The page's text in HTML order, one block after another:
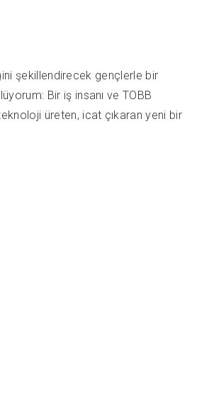
şekillendirecek gençlerle bir
Bir iş insanı ve TOBB
üreten, icat çıkaran yeni bir